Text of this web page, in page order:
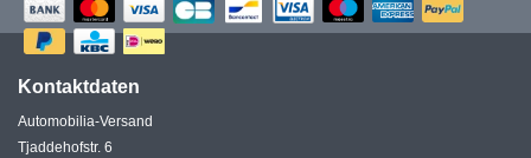
Kontaktdaten
Automobilia-Versand
Tjaddehofstr. 6